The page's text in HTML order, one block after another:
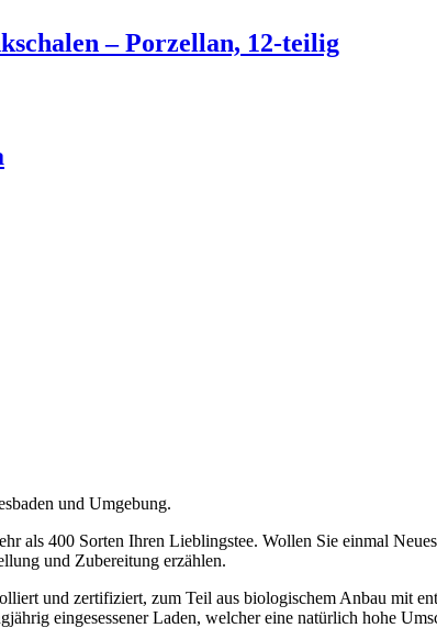
– Porzellan, 12-teilig
und Umgebung.
als 400 Sorten Ihren Lieblingstee. Wollen Sie einmal
und Zubereitung erzählen.
und zertifiziert, zum Teil aus biologischem Anbau mit
eingesessener Laden, welcher eine natürlich hohe